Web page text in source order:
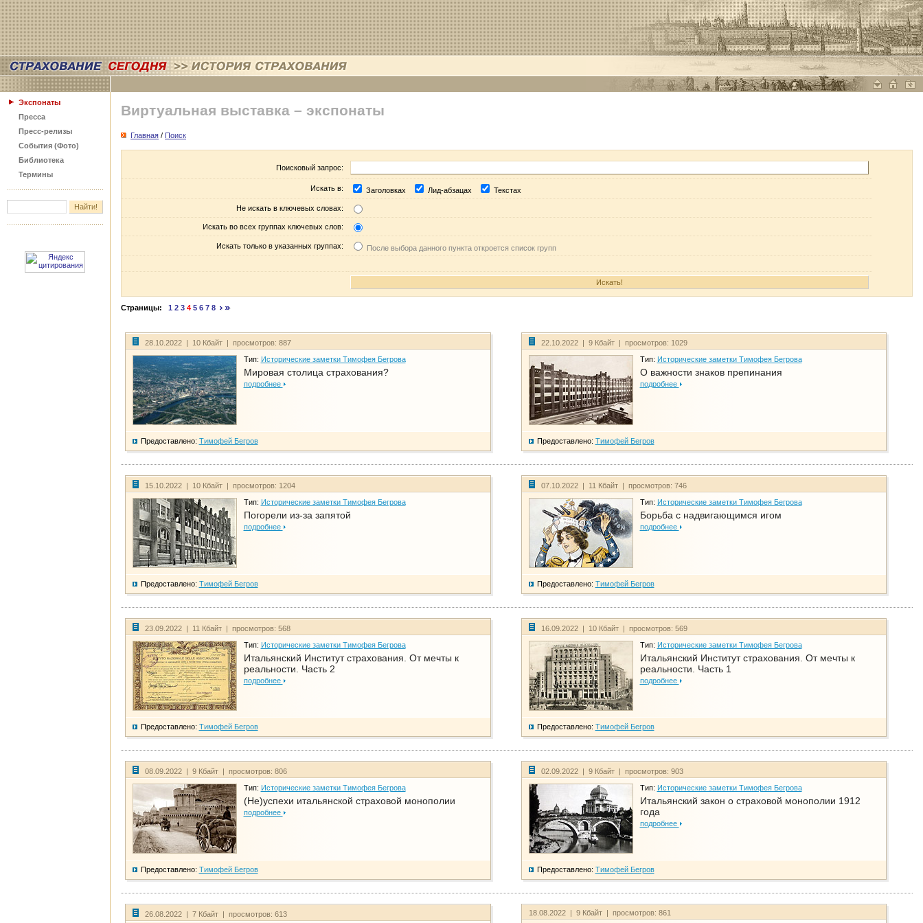
Экспонаты
Пресса
Пресс-релизы
События (Фото)
Библиотека
Термины
Виртуальная выставка – экспонаты
Главная / Поиск
Поисковый запрос:
Искать в: Заголовках Лид-абзацах Текстах
Не искать в ключевых словах:
Искать во всех группах ключевых слов:
Искать только в указанных группах: После выбора данного пункта откроется список групп
Страницы: 1 2 3 4 5 6 7 8
28.10.2022 | 10 Кбайт | просмотров: 887
Тип: Исторические заметки Тимофея Бегрова
Мировая столица страхования?
подробнее
Предоставлено: Тимофей Бегров
22.10.2022 | 9 Кбайт | просмотров: 1029
Тип: Исторические заметки Тимофея Бегрова
О важности знаков препинания
подробнее
Предоставлено: Тимофей Бегров
15.10.2022 | 10 Кбайт | просмотров: 1204
Тип: Исторические заметки Тимофея Бегрова
Погорели из-за запятой
подробнее
Предоставлено: Тимофей Бегров
07.10.2022 | 11 Кбайт | просмотров: 746
Тип: Исторические заметки Тимофея Бегрова
Борьба с надвигающимся игом
подробнее
Предоставлено: Тимофей Бегров
23.09.2022 | 11 Кбайт | просмотров: 568
Тип: Исторические заметки Тимофея Бегрова
Итальянский Институт страхования. От мечты к
реальности. Часть 2
подробнее
Предоставлено: Тимофей Бегров
16.09.2022 | 10 Кбайт | просмотров: 569
Тип: Исторические заметки Тимофея Бегрова
Итальянский Институт страхования. От мечты к
реальности. Часть 1
подробнее
Предоставлено: Тимофей Бегров
08.09.2022 | 9 Кбайт | просмотров: 806
Тип: Исторические заметки Тимофея Бегрова
(Не)успехи итальянской страховой монополии
подробнее
Предоставлено: Тимофей Бегров
02.09.2022 | 9 Кбайт | просмотров: 903
Тип: Исторические заметки Тимофея Бегрова
Итальянский закон о страховой монополии 1912
года
подробнее
Предоставлено: Тимофей Бегров
26.08.2022 | 7 Кбайт | просмотров: 613 18.08.2022 | 9 Кбайт | просмотров: 861